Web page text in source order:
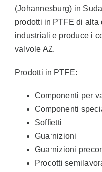
(Johannesburg) in
prodotti in PTFE di
industriali e produce i
valvole AZ.
Prodotti in PTFE:
Componenti per
Componenti
Soffietti
Guarnizioni
Guarnizioni
Prodotti